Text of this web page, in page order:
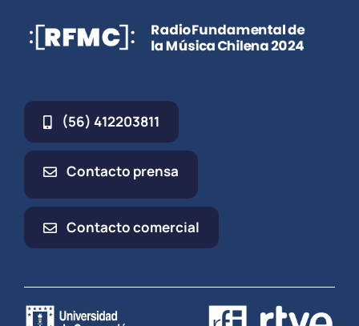
(56) 412203811
Contacto prensa
Contacto comercial